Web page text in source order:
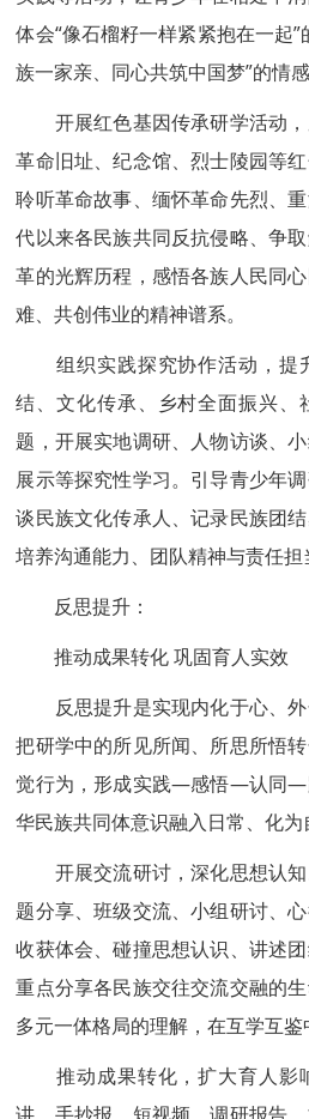
体会“像石榴籽一样紧紧抱在一起
族一家亲、同心共筑中国梦”的情感
开展红色基因传承研学活动，
革命旧址、纪念馆、烈士陵园等
聆听革命故事、缅怀革命先烈、
代以来各民族共同反抗侵略、争
革的光辉历程，感悟各族人民同
难、共创伟业的精神谱系。
组织实践探究协作活动，提
结、文化传承、乡村全面振兴、
题，开展实地调研、人物访谈、
展示等探究性学习。引导青少年
谈民族文化传承人、记录民族团
培养沟通能力、团队精神与责任担
反思提升：
推动成果转化 巩固育人实效
反思提升是实现内化于心、外
把研学中的所见所闻、所思所悟
觉行为，形成实践—感悟—认同—
华民族共同体意识融入日常、化为
开展交流研讨，深化思想认知
题分享、班级交流、小组研讨、
收获体会、碰撞思想认识、讲述
重点分享各民族交往交流交融的
多元一体格局的理解，在互学互鉴
推动成果转化，扩大育人影